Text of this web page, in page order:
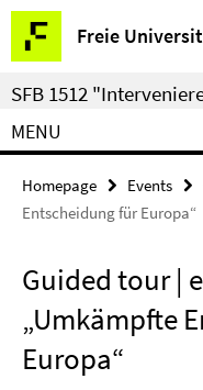
Springe
direkt
zu
Inhalt
Freie
Service
Navigation
SFB 1512
MENU
Homepage Events
Entscheidung für Europa“
Guided tour |
„Umkämpfte
Europa“